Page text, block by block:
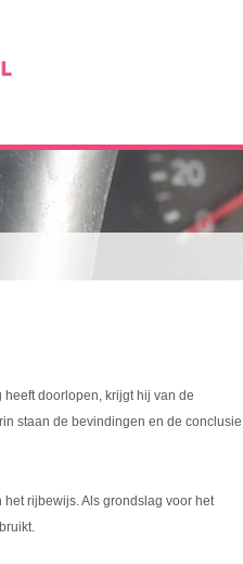
doorlopen, krijgt hij van de
staan de bevindingen en de conclusie
rijbewijs. Als grondslag voor het